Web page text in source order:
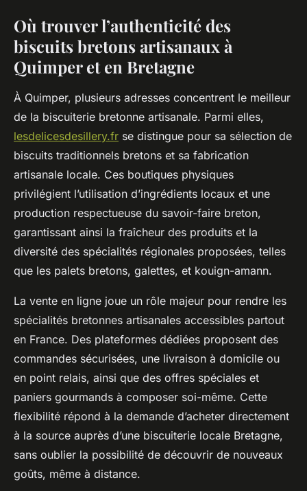
Où trouver l’authenticité des
biscuits bretons artisanaux à
Quimper et en Bretagne
À Quimper, plusieurs adresses concentrent le meilleur
de la biscuiterie bretonne artisanale. Parmi elles,
lesdelicesdesillery.fr se distingue pour sa sélection de
biscuits traditionnels bretons et sa fabrication
artisanale locale. Ces boutiques physiques
privilégient l’utilisation d’ingrédients locaux et une
production respectueuse du savoir-faire breton,
garantissant ainsi la fraîcheur des produits et la
diversité des spécialités régionales proposées, telles
que les palets bretons, galettes, et kouign-amann.
La vente en ligne joue un rôle majeur pour rendre les
spécialités bretonnes artisanales accessibles partout
en France. Des plateformes dédiées proposent des
commandes sécurisées, une livraison à domicile ou
en point relais, ainsi que des offres spéciales et
paniers gourmands à composer soi-même. Cette
flexibilité répond à la demande d’acheter directement
à la source auprès d’une biscuiterie locale Bretagne,
sans oublier la possibilité de découvrir de nouveaux
goûts, même à distance.